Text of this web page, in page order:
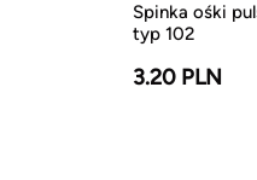
Spinka ośki
typ 102
3.20 PLN